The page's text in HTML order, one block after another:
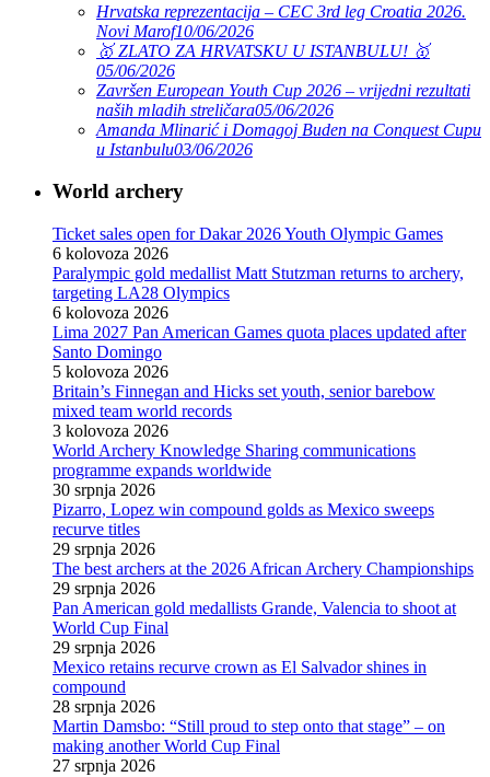
Hrvatska reprezentacija – CEC 3rd leg Croatia 2026.
Novi Marof10/06/2026
🥇 ZLATO ZA HRVATSKU U ISTANBULU! 🥇
05/06/2026
Završen European Youth Cup 2026 – vrijedni rezultati
naših mladih streličara05/06/2026
Amanda Mlinarić i Domagoj Buden na Conquest Cupu
u Istanbulu03/06/2026
World archery
Ticket sales open for Dakar 2026 Youth Olympic Games
6 kolovoza 2026
Paralympic gold medallist Matt Stutzman returns to archery,
targeting LA28 Olympics
6 kolovoza 2026
Lima 2027 Pan American Games quota places updated after
Santo Domingo
5 kolovoza 2026
Britain’s Finnegan and Hicks set youth, senior barebow
mixed team world records
3 kolovoza 2026
World Archery Knowledge Sharing communications
programme expands worldwide
30 srpnja 2026
Pizarro, Lopez win compound golds as Mexico sweeps
recurve titles
29 srpnja 2026
The best archers at the 2026 African Archery Championships
29 srpnja 2026
Pan American gold medallists Grande, Valencia to shoot at
World Cup Final
29 srpnja 2026
Mexico retains recurve crown as El Salvador shines in
compound
28 srpnja 2026
Martin Damsbo: “Still proud to step onto that stage” – on
making another World Cup Final
27 srpnja 2026